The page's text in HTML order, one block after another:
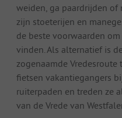
weiden, ga paardrijden
zijn stoeterijen en
de beste voorwaarden
vinden. Als alternatief is
zogenaamde
fietsen vakantiegangers
ruiterpaden en treden ze
van de Vrede van